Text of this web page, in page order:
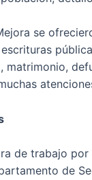
se
matrimonio,
de trabajo
de